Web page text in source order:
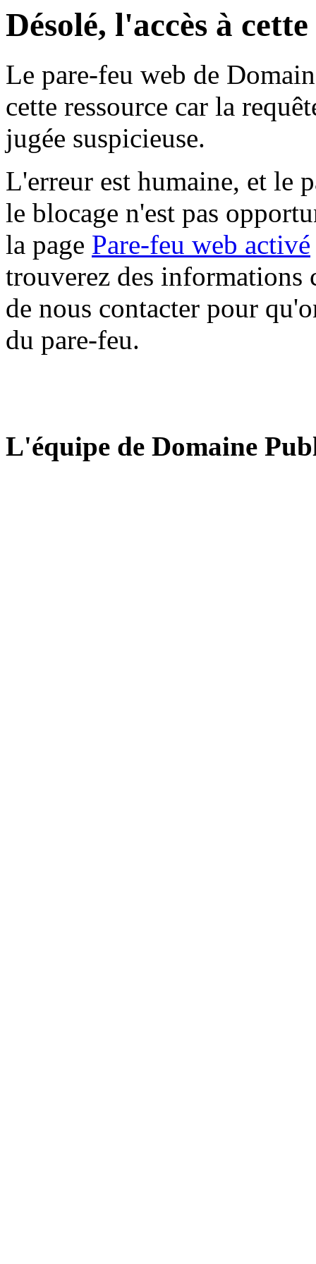
Désolé, l'accès à
Le pare-feu web de
cette ressource car la
jugée suspicieuse.
L'erreur est humaine, et le
le blocage n'est pas
la page Pare-feu web activé
trouverez des informations
de nous contacter pour
du pare-feu.
L'équipe de Domaine